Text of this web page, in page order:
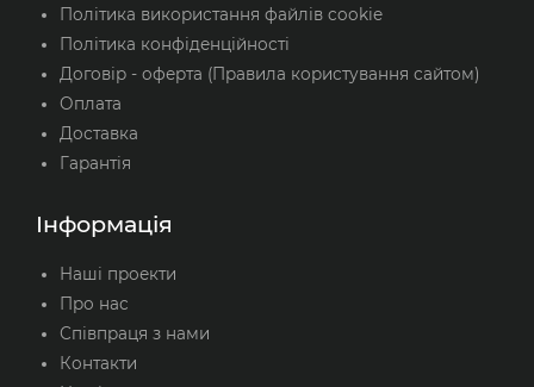
Політика використання файлів cookie
Політика конфіденційності
Договір - оферта (Правила користування сайтом)
Оплата
Доставка
Гарантія
Інформація
Наші проекти
Про нас
Співпраця з нами
Контакти